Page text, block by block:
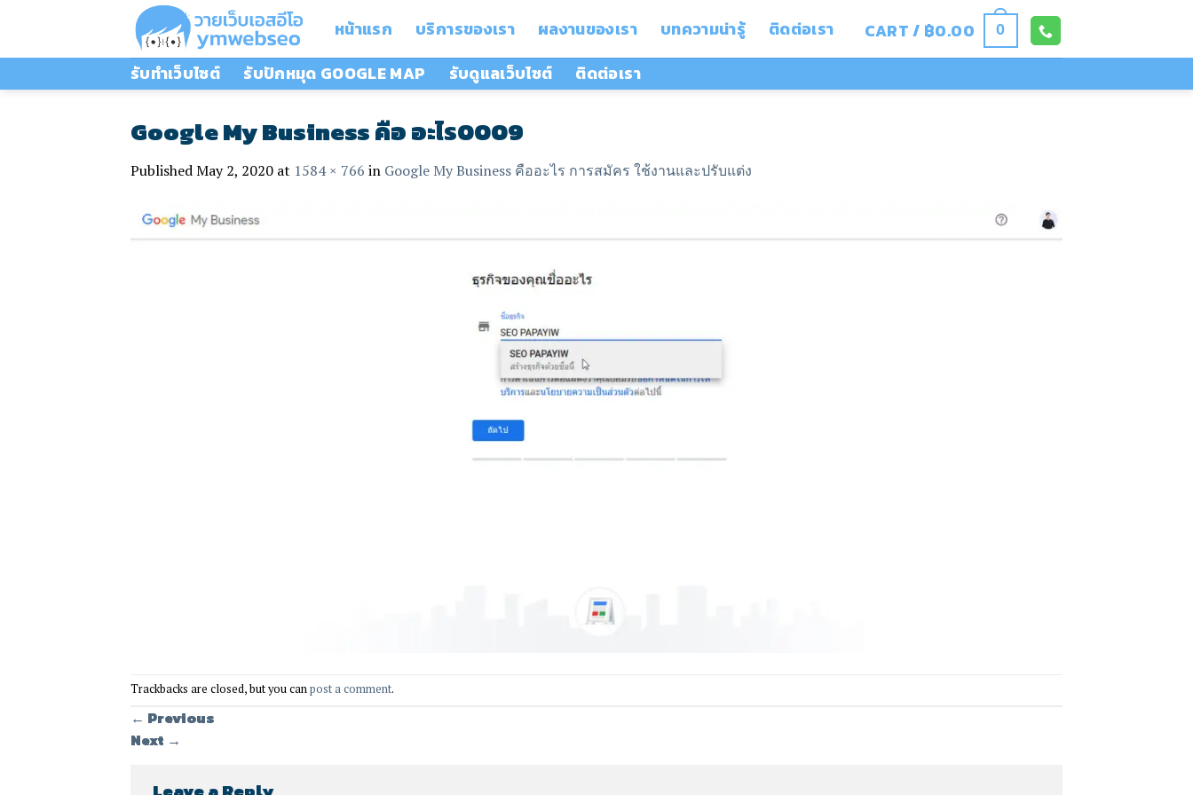
content
หน้าแรก บริการของเรา ผลงานของเรา บทความน่ารู้ ติดต่อเรา CART / ฿0.00 0
รับทำเว็บไซต์ รับปักหมุด GOOGLE MAP รับดูแลเว็บไซต์ ติดต่อเรา
Google My Business คือ อะไร0009
PublishedMay 2, 2020 at 1584 × 766 in Google My Business คืออะไร การสมัคร ใช้งานและปรับแต่ง
Trackbacks are closed, but you canpost a comment.
← Previous
Next →